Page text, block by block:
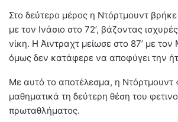
Στο δεύτερο μέρος η Ντόρτμουντ βρήκε
με τον Ινάσιο στο 72’, βάζοντας
νίκη. Η Άιντραχτ μείωσε στο 87’ με
όμως δεν κατάφερε να αποφύγει την
Με αυτό το αποτέλεσμα, η Ντόρτμουντ
μαθηματικά τη δεύτερη θέση του
πρωταθλήματος.